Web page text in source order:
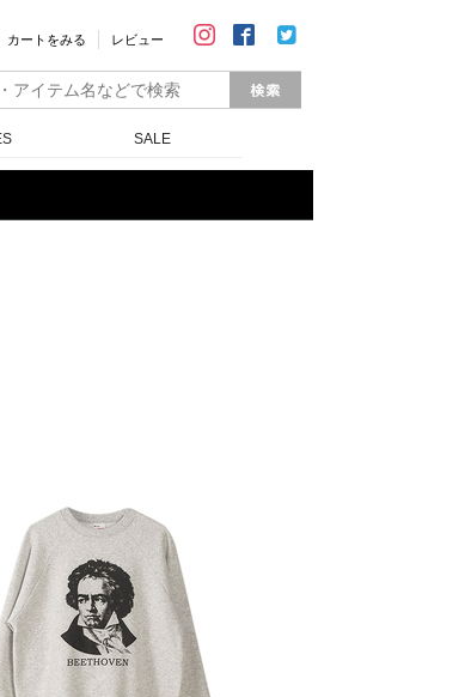
カートをみる レビュー
SALE